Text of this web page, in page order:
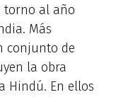
torno al año
Más
conjunto de
la obra
Hindú. En ellos